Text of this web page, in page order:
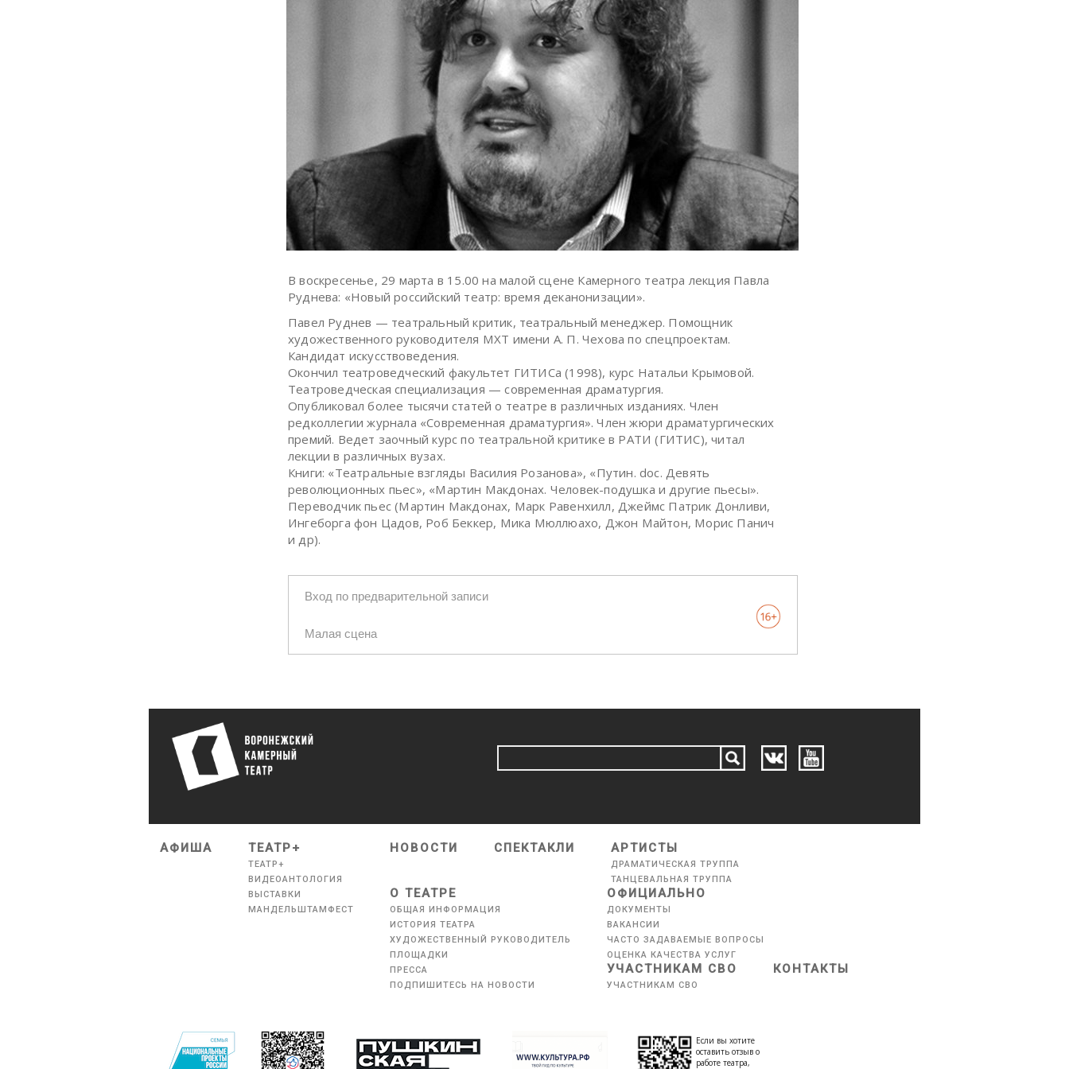
В воскресенье, 29 марта в 15.00 на малой сцене Камерного театра лекция Павла
Руднева: «Новый российский театр: время деканонизации».
Павел Руднев — театральный критик, театральный менеджер. Помощник
художественного руководителя МХТ имени А. П. Чехова по спецпроектам.
Кандидат искусствоведения.
Окончил театроведческий факультет ГИТИСа (1998), курс Натальи Крымовой.
Театроведческая специализация — современная драматургия.
Опубликовал более тысячи статей о театре в различных изданиях. Член
редколлегии журнала «Современная драматургия». Член жюри драматургических
премий. Ведет заочный курс по театральной критике в РАТИ (ГИТИС), читал
лекции в различных вузах.
Книги: «Театральные взгляды Василия Розанова», «Путин. doc. Девять
революционных пьес», «Мартин Макдонах. Человек-подушка и другие пьесы».
Переводчик пьес (Мартин Макдонах, Марк Равенхилл, Джеймс Патрик Донливи,
Ингеборга фон Цадов, Роб Беккер, Мика Мюллюахо, Джон Майтон, Морис Панич
и др).
Вход по предварительной записи
Малая сцена
АФИША ТЕАТР+
ТЕАТР+
ВИДЕОАНТОЛОГИЯ
ВЫСТАВКИ
МАНДЕЛЬШТАМФЕСТ
НОВОСТИ СПЕКТАКЛИ АРТИСТЫ
ДРАМАТИЧЕСКАЯ ТРУППА
ТАНЦЕВАЛЬНАЯ ТРУППА
О ТЕАТРЕ
ОБЩАЯ ИНФОРМАЦИЯ
ИСТОРИЯ ТЕАТРА
ХУДОЖЕСТВЕННЫЙ РУКОВОДИТЕЛЬ
ПЛОЩАДКИ
ПРЕССА
ПОДПИШИТЕСЬ НА НОВОСТИ
ОФИЦИАЛЬНО
ДОКУМЕНТЫ
ВАКАНСИИ
ЧАСТО ЗАДАВАЕМЫЕ ВОПРОСЫ
ОЦЕНКА КАЧЕСТВА УСЛУГ
УЧАСТНИКАМ СВО
УЧАСТНИКАМ СВО
КОНТАКТЫ
Если вы хотите
оставить отзыв о
работе театра,